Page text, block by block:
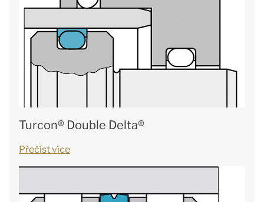
Turcon® Double Delta®
Přečíst více